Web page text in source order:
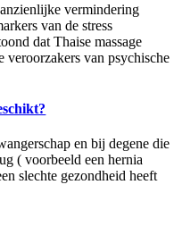
vermindering
van de stress
dat Thaise massage
veroorzakers van psychische
en bij degene die
( voorbeeld een hernia
slechte gezondheid heeft